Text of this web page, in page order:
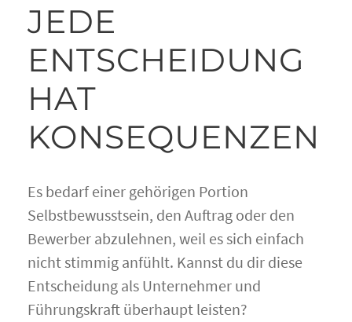
JEDE
ENTSCHEIDUNG
HAT
KONSEQUENZEN
Es bedarf einer gehörigen Portion
Selbstbewusstsein, den Auftrag oder den
Bewerber abzulehnen, weil es sich einfach
nicht stimmig anfühlt. Kannst du dir diese
Entscheidung als Unternehmer und
Führungskraft überhaupt leisten?